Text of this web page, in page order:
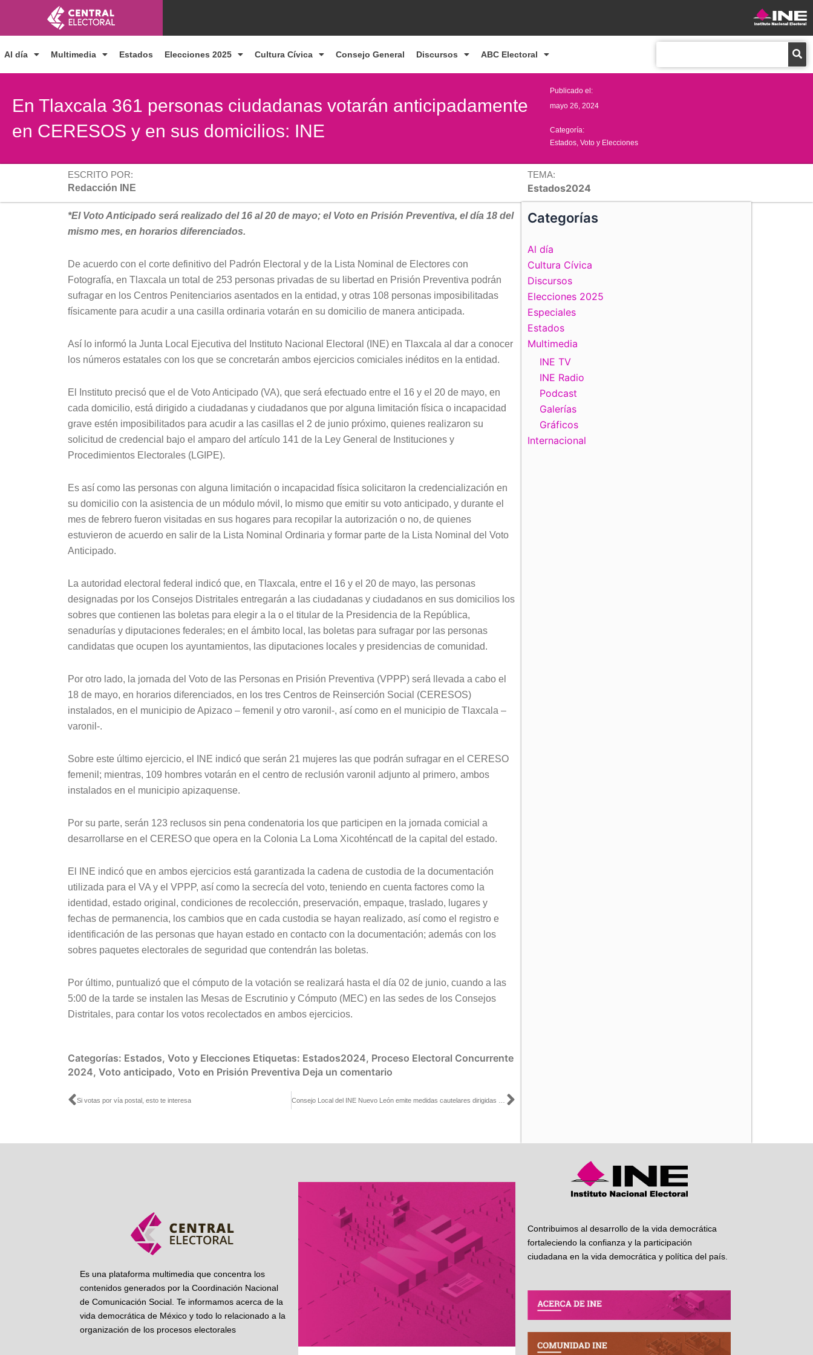
contenido
Al día Multimedia Estados Elecciones 2025 Cultura Cívica Consejo General Discursos ABC Electoral
En Tlaxcala 361 personas ciudadanas votarán anticipadamente
en CERESOS y en sus domicilios: INE
Publicado el:
mayo 26, 2024
Categoría:
Estados ,Voto y Elecciones
ESCRITO POR:
Redacción INE
TEMA:
Estados2024
*El Voto Anticipado será realizado del 16 al 20 de mayo; el Voto en Prisión Preventiva, el día 18 del
mismo mes, en horarios diferenciados.
De acuerdo con el corte definitivo del Padrón Electoral y de la Lista Nominal de Electores con
Fotografía, en Tlaxcala un total de 253 personas privadas de su libertad en Prisión Preventiva podrán
sufragar en los Centros Penitenciarios asentados en la entidad, y otras 108 personas imposibilitadas
físicamente para acudir a una casilla ordinaria votarán en su domicilio de manera anticipada.
Así lo informó la Junta Local Ejecutiva del Instituto Nacional Electoral (INE) en Tlaxcala al dar a conocer
los números estatales con los que se concretarán ambos ejercicios comiciales inéditos en la entidad.
El Instituto precisó que el de Voto Anticipado (VA), que será efectuado entre el 16 y el 20 de mayo, en
cada domicilio, está dirigido a ciudadanas y ciudadanos que por alguna limitación física o incapacidad
grave estén imposibilitados para acudir a las casillas el 2 de junio próximo, quienes realizaron su
solicitud de credencial bajo el amparo del artículo 141 de la Ley General de Instituciones y
Procedimientos Electorales (LGIPE).
Es así como las personas con alguna limitación o incapacidad física solicitaron la credencialización en
su domicilio con la asistencia de un módulo móvil, lo mismo que emitir su voto anticipado, y durante el
mes de febrero fueron visitadas en sus hogares para recopilar la autorización o no, de quienes
estuvieron de acuerdo en salir de la Lista Nominal Ordinaria y formar parte de la Lista Nominal del Voto
Anticipado.
La autoridad electoral federal indicó que, en Tlaxcala, entre el 16 y el 20 de mayo, las personas
designadas por los Consejos Distritales entregarán a las ciudadanas y ciudadanos en sus domicilios los
sobres que contienen las boletas para elegir a la o el titular de la Presidencia de la República,
senadurías y diputaciones federales; en el ámbito local, las boletas para sufragar por las personas
candidatas que ocupen los ayuntamientos, las diputaciones locales y presidencias de comunidad.
Por otro lado, la jornada del Voto de las Personas en Prisión Preventiva (VPPP) será llevada a cabo el
18 de mayo, en horarios diferenciados, en los tres Centros de Reinserción Social (CERESOS)
instalados, en el municipio de Apizaco – femenil y otro varonil-, así como en el municipio de Tlaxcala –
varonil-.
Sobre este último ejercicio, el INE indicó que serán 21 mujeres las que podrán sufragar en el CERESO
femenil; mientras, 109 hombres votarán en el centro de reclusión varonil adjunto al primero, ambos
instalados en el municipio apizaquense.
Por su parte, serán 123 reclusos sin pena condenatoria los que participen en la jornada comicial a
desarrollarse en el CERESO que opera en la Colonia La Loma Xicohténcatl de la capital del estado.
El INE indicó que en ambos ejercicios está garantizada la cadena de custodia de la documentación
utilizada para el VA y el VPPP, así como la secrecía del voto, teniendo en cuenta factores como la
identidad, estado original, condiciones de recolección, preservación, empaque, traslado, lugares y
fechas de permanencia, los cambios que en cada custodia se hayan realizado, así como el registro e
identificación de las personas que hayan estado en contacto con la documentación; además con los
sobres paquetes electorales de seguridad que contendrán las boletas.
Por último, puntualizó que el cómputo de la votación se realizará hasta el día 02 de junio, cuando a las
5:00 de la tarde se instalen las Mesas de Escrutinio y Cómputo (MEC) en las sedes de los Consejos
Distritales, para contar los votos recolectados en ambos ejercicios.
Categorías: Estados, Voto y Elecciones Etiquetas: Estados2024, Proceso Electoral Concurrente
2024, Voto anticipado, Voto en Prisión Preventiva Deja un comentario
Ant
Si votas por vía postal, esto te interesa Siguiente
Categorías
Al día
Cultura Cívica
Discursos
Elecciones 2025
Especiales
Estados
Multimedia
INE TV
INE Radio
Podcast
Galerías
Gráficos
Internacional
Es una plataforma multimedia que concentra los
contenidos generados por la Coordinación Nacional
de Comunicación Social. Te informamos acerca de la
vida democrática de México y todo lo relacionado a la
organización de los procesos electorales
Contribuimos al desarrollo de la vida democrática
fortaleciendo la confianza y la participación
ciudadana en la vida democrática y política del país.